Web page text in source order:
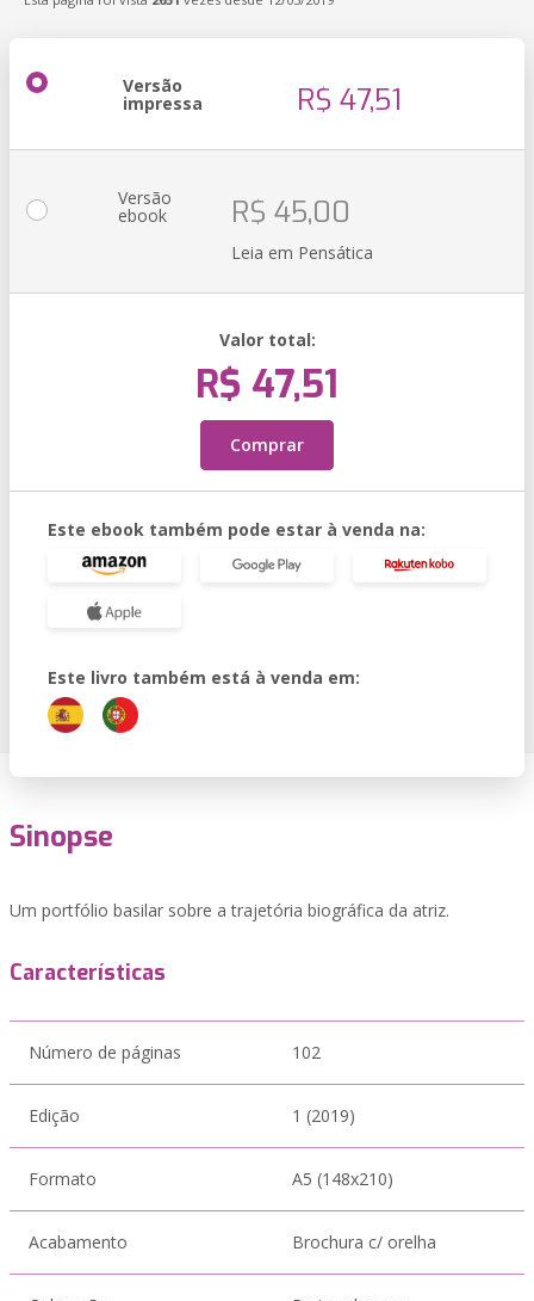
Versão
impressa R$ 47,51
Versão
ebook R$ 45,00
Leia em Pensática
Valor total:
R$ 47,51
Comprar
Este ebook também pode estar à venda na:
Este livro também está à venda em:
Sinopse
Um portfólio basilar sobre a trajetória biográfica da atriz.
Características
Número de páginas 102
Edição 1 (2019)
Formato A5 (148x210)
Acabamento Brochura c/ orelha